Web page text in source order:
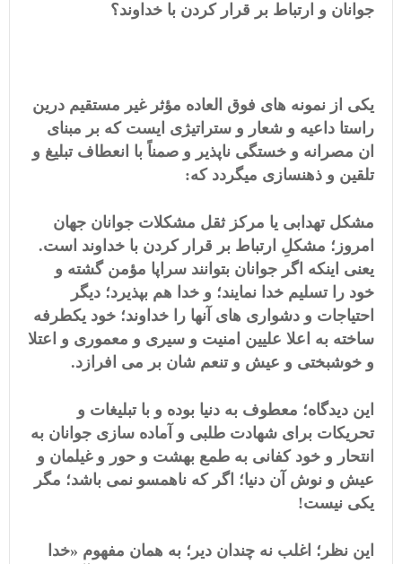
جوانان و ارتباط بر قرار کردن با خداوند؟
یکی از نمونه های فوق العاده مؤثر غیر مستقیم درین
راستا داعیه و شعار و ستراتیژی ایست که بر مبنای
ان مصرانه و خستگی ناپذیر و صمناً با انعطاف تبلیغ و
تلقین و ذهنسازی میگردد که:
مشکل تهدابی یا مرکز ثقل مشکلات جوانان جهان
امروز؛ مشکلِ ارتباط بر قرار کردن با خداوند است.
یعنی اینکه اگر جوانان بتوانند سراپا مؤمن گشته و
خود را تسلیم خدا نمایند؛ و خدا هم بپذیرد؛ دیگر
احتیاجات و دشواری های آنها را خداوند؛ خود یکطرفه
ساخته به اعلا علیین امنیت و سیری و معموری و اعتلا
و خوشبختی و عیش و تنعم شان بر می افرازد.
این دیدگاه؛ معطوف به دنیا بوده و با تبلیغات و
تحریکات برای شهادت طلبی و آماده سازی جوانان به
انتحار و خود کفانی به طمع بهشت و حور و غیلمان و
عیش و نوش آن دنیا؛ اگر که ناهمسو نمی باشد؛ مگر
یکی نیست!
این نظر؛ اغلب نه چندان دیر؛ به همان مفهوم «خدا